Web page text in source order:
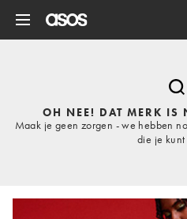
OH NEE! DAT MERK IS
Maak je geen zorgen - we hebben
die je kunt